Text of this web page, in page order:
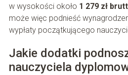
w wysokości około 1 279 zł
może więc podnieść
wypłaty początkującego
Jakie dodatki
nauczyciela